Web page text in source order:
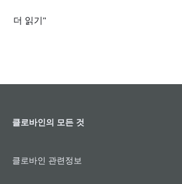
일
만
세
더 읽기"
클로바인의 모든 것
클로바인 관련정보